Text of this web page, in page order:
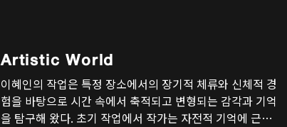
Artistic World
이혜인의 작업은 특정 장소에서의 장기적 체류와 신체적 경
험을 바탕으로 시간 속에서 축적되고 변형되는 감각과 기억
을 탐구해 왔다. 초기 작업에서 작가는 자전적 기억에 근거